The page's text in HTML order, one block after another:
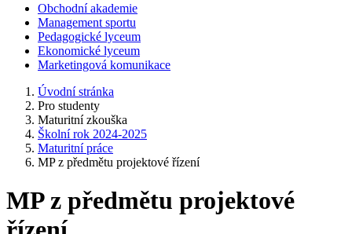
Obchodní akademie
Management sportu
Pedagogické lyceum
Ekonomické lyceum
Marketingová komunikace
Úvodní stránka
Pro studenty
Maturitní zkouška
Školní rok 2024-2025
Maturitní práce
MP z předmětu projektové řízení
MP z předmětu projektové